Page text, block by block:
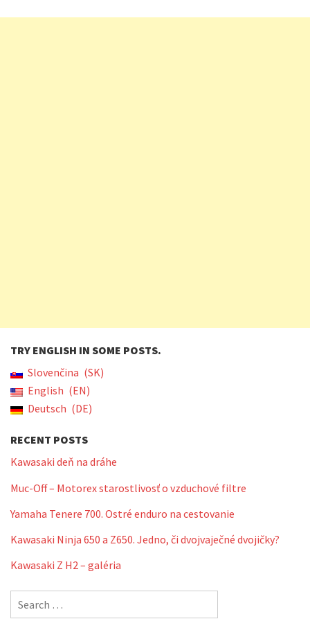
TRY ENGLISH IN SOME POSTS.
Slovenčina
SK
English
EN
Deutsch
DE
RECENT POSTS
Kawasaki deň na dráhe
Muc-Off – Motorex starostlivosť o vzduchové filtre
Yamaha Tenere 700. Ostré enduro na cestovanie
Kawasaki Ninja 650 a Z650. Jedno, či dvojvaječné dvojičky?
Kawasaki Z H2 – galéria
Search
for: